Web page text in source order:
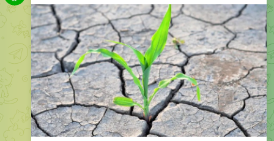
Тамызда Қазақстанның жеті облысының бірқатар
ауданында атмосфералық құрғақшылық күтіледі.